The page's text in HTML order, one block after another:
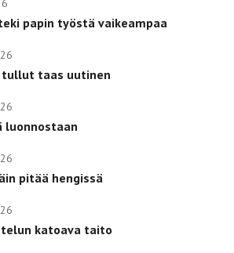
papin työstä vaikeampaa
tullut taas uutinen
luonnostaan
pitää hengissä
katoava taito